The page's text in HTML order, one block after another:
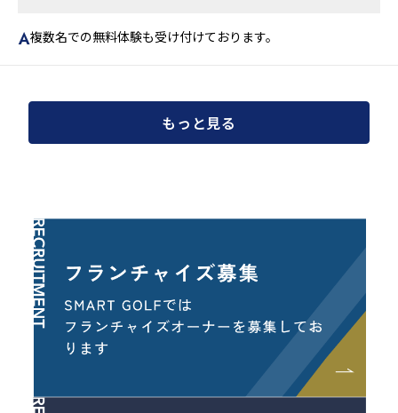
複数名での無料体験も受け付けております。
もっと見る